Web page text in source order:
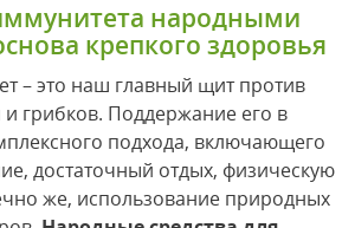
народными
крепкого здоровья
– это наш главный щит против
и грибков. Поддержание его в
подхода, включающего
достаточный отдых, физическую
же, использование природных